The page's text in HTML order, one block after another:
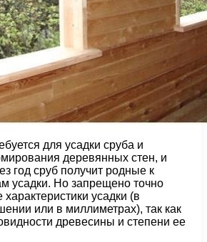
для усадки сруба и
деревянных стен, и
год сруб получит родные к
усадки. Но запрещено точно
характеристики усадки (в
или в миллиметрах), так как
древесины и степени ее